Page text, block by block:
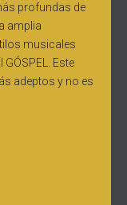
profundas de
amplia
musicales
Este
adeptos y no es